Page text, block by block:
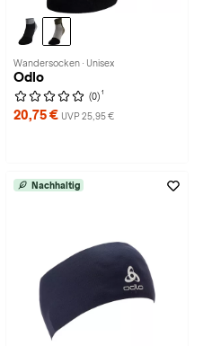
Wandersocken · Unisex
Odlo
(0) 1
20,75 € UVP 25,95 €
Nachhaltig